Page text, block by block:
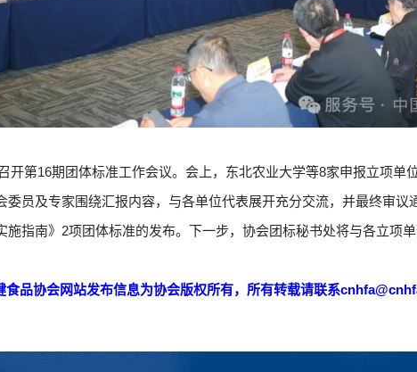
开第16期团体标准工作会议。会上，东北农业大学等8家申报立项
委员及专家围绕汇报内容，与各单位代表展开充分交流，并最终审
指南》2项团体标准的发布。下一步，协会团标秘书处将与各立项
食品协会网站发布信息为协会版权所有，所有转载请联系